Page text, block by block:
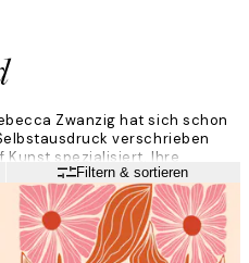
Zwanzig hat sich schon
verschrieben
Kunst spezialisiert. Ihre
fangen die
sich in ihrer Faszination für
von Pflanzen und
Filtern & sortieren